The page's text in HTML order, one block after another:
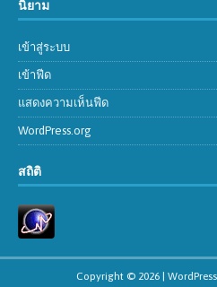
นิยาม
เข้าสู่ระบบ
เข้าฟีด
แสดงความเห็นฟีด
WordPress.org
สถิติ
Copyright © 2026 |